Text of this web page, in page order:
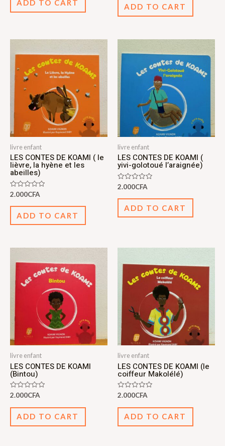
ADD TO CART ADD TO CART
livre enfant
LES CONTES DE KOAMI ( le
lièvre, la hyène et les
abeilles)
Rated
0
out
2.000CFA
ADD TO CART
livre enfant
LES CONTES DE KOAMI (
yivi-golotoué l’araignée)
Rated
0
out
2.000CFA
ADD TO CART
livre enfant
LES CONTES DE KOAMI
(Bintou)
Rated
out
2.000CFA
ADD TO CART
livre enfant
LES CONTES DE KOAMI (le
coiffeur Makolélé)
Rated
out
2.000CFA
ADD TO CART